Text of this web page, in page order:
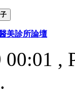
美診所論壇
,